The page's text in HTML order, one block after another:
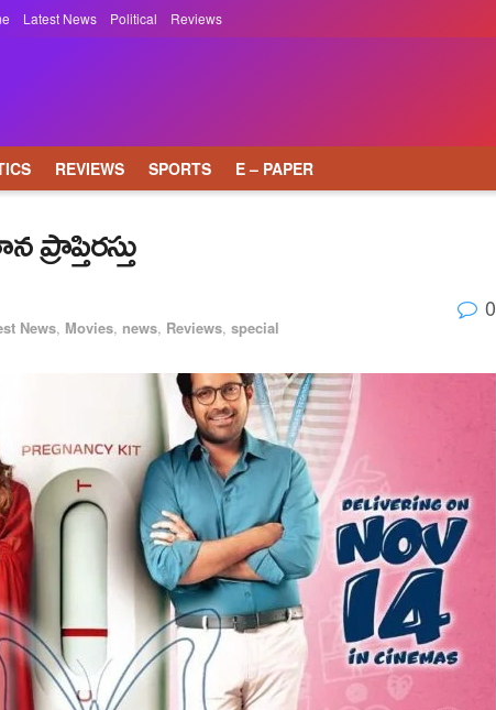
Latest News Political Reviews
REVIEWS SPORTS E – PAPER
News, Movies, news, Reviews, special
0